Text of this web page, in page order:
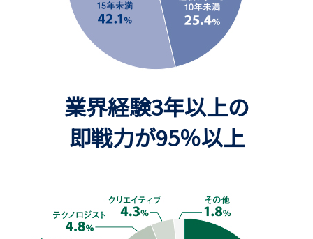
業界経験3年以上の
即戦力が95％以上